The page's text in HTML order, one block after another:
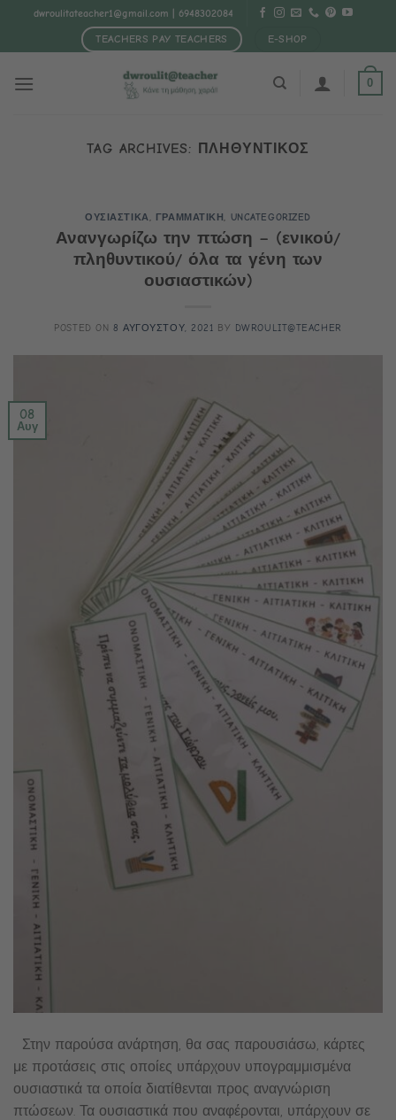
Μετάβαση
περιεχόμενο
dwroulitateacher1@gmail.com | 6948302084
TEACHERS PAY TEACHERS E-SHOP
0
TAG ARCHIVES: ΠΛΗΘΥΝΤΙΚΟΣ
ΟΥΣΙΑΣΤΙΚΑ, ΓΡΑΜΜΑΤΙΚΗ, UNCATEGORIZED
Ανανγωρίζω την πτώση – (ενικού/
πληθυντικού/ όλα τα γένη των
ουσιαστικών)
POSTED ON 8 ΑΥΓΟΥΣΤΟΥ, 2021 BY DWROULIT@TEACHER
08
Αυγ
Στην παρούσα ανάρτηση, θα σας παρουσιάσω, κάρτες
με προτάσεις στις οποίες υπάρχουν υπογραμμισμένα
ουσιαστικά τα οποία διατίθενται προς αναγνώριση
πτώσεων. Τα ουσιαστικά που αναφέρονται, υπάρχουν σε